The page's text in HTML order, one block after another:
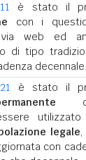
è stato il
con i
web ed
di tipo
decennale.
è stato il
legale,
con